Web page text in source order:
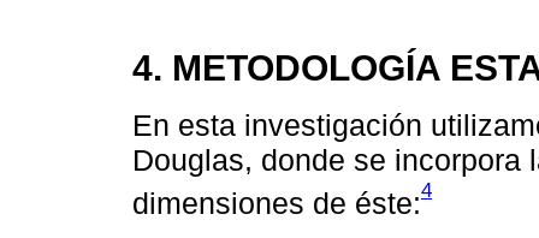
4. METODOLOGÍA
En esta investigación
Douglas, donde se
dimensiones de éste:4